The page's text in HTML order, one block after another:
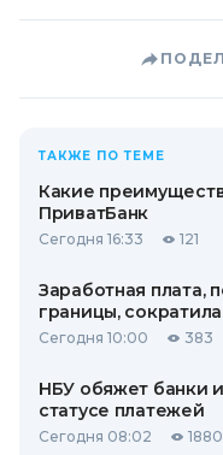
ТАКЖЕ ПО ТЕМЕ
Какие
ПриватБанк
Сегодня 16:33 121
Заработная плата,
границы,
Сегодня 10:00 383
НБУ обяжет банки
статусе платежей
Сегодня 08:02 1880